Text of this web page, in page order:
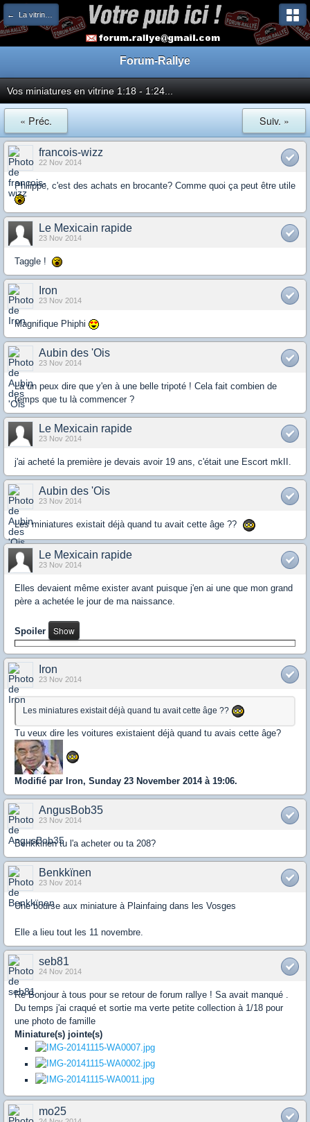
← La vitrine des miniatures et des collectionneurs
Forum-Rallye
Vos miniatures en vitrine 1:18 - 1:24...
« Préc. Suiv. »
francois-wizz
22 Nov 2014
Philippe, c'est des achats en brocante? Comme quoi ça peut être utile
Le Mexicain rapide
23 Nov 2014
Taggle !
Iron
23 Nov 2014
Magnifique Phiphi
Aubin des 'Ois
23 Nov 2014
Là un peux dire que y'en à une belle tripoté ! Cela fait combien de
temps que tu là commencer ?
Le Mexicain rapide
23 Nov 2014
j'ai acheté la première je devais avoir 19 ans, c'était une Escort mkII.
Aubin des 'Ois
23 Nov 2014
Les miniatures existait déjà quand tu avait cette âge ??
Le Mexicain rapide
23 Nov 2014
Elles devaient même exister avant puisque j'en ai une que mon grand
père a achetée le jour de ma naissance.
Spoiler
Iron
23 Nov 2014
Les miniatures existait déjà quand tu avait cette âge ??
Tu veux dire les voitures existaient déjà quand tu avais cette âge?
Modifié par Iron, Sunday 23 November 2014 à 19:06.
AngusBob35
23 Nov 2014
Benkkinen tu l'a acheter ou ta 208?
Benkkïnen
23 Nov 2014
Une bourse aux miniature à Plainfaing dans les Vosges
Elle a lieu tout les 11 novembre.
seb81
24 Nov 2014
Re Bonjour à tous pour se retour de forum rallye ! Sa avait manqué .
Du temps j'ai craqué et sortie ma verte petite collection à 1/18 pour
une photo de famille
Miniature(s) jointe(s)
mo25